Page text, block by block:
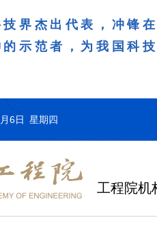
界杰出代表，冲锋
示范者，为我国科
6日 星期四
工程院机